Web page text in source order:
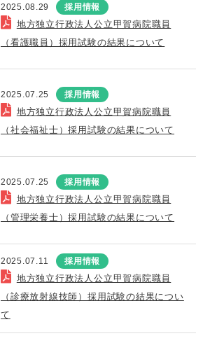
2025.08.29 採用情報
地方独立行政法人公立甲賀病院職員
（看護職員）採用試験の結果について
2025.07.25 採用情報
地方独立行政法人公立甲賀病院職員
（社会福祉士）採用試験の結果について
2025.07.25 採用情報
地方独立行政法人公立甲賀病院職員
（管理栄養士）採用試験の結果について
2025.07.11 採用情報
地方独立行政法人公立甲賀病院職員
（診療放射線技師）採用試験の結果につい
て